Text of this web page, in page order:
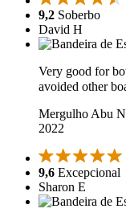
9,2 Soberbo
David H
Very good for
avoided other
Mergulho Abu
2022
9,6 Excepcional
Sharon E